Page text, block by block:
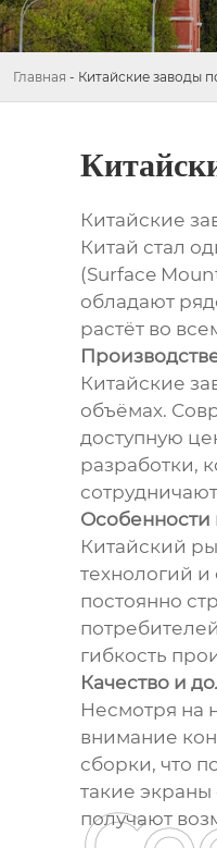
Главная - Китайские заводы
Китайские
Китай стал
(Surface
обладают
растёт во
Китайские
объёмах.
доступную
разработки,
Особенности
Китайский
технологий
постоянно
гибкость
Качество и
Несмотря на
внимание
сборки, что
такие
получают